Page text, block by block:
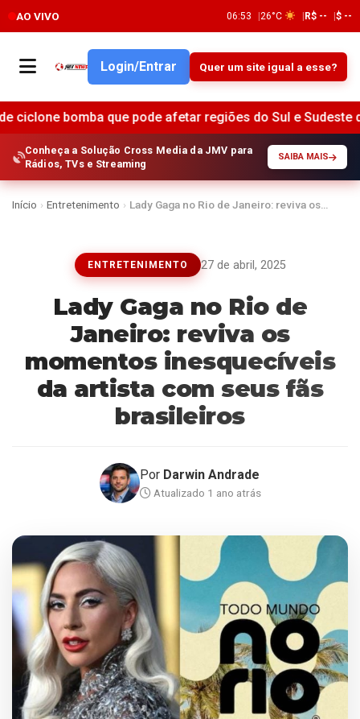
AO VIVO 06:53 26°C R$ -- $ --
Login/Entrar Quer um site igual a esse?
que pode afetar regiões do Sul e Sudeste do Brasil •
Conheça a Solução Cross Media da JMV para
Rádios, TVs e Streaming
SAIBA MAIS
Início › Entretenimento › Lady Gaga no Rio de Janeiro: reviva os…
ENTRETENIMENTO 27 de abril, 2025
Lady Gaga no Rio de
Janeiro: reviva os
momentos inesquecíveis
da artista com seus fãs
brasileiros
Por Darwin Andrade
Atualizado 1 ano atrás